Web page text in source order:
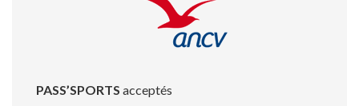
PASS’SPORTS acceptés